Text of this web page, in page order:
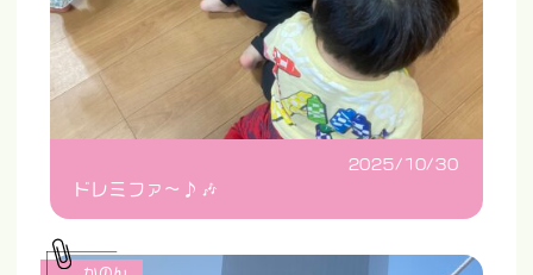
2025/10/30
ドレミファ〜♪🎶